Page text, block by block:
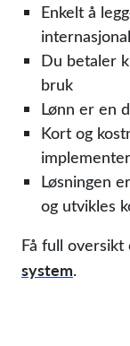
Enkelt å
Du betaler
bruk
Lønn er en
Kort og
Løsningen
og utvikles
Få full
system.